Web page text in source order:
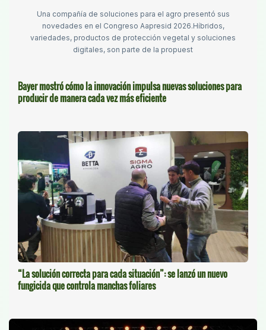
Una compañía de soluciones para el agro presentó sus
novedades en el Congreso Aapresid 2026.Híbridos,
variedades, productos de protección vegetal y soluciones
digitales, son parte de la propuest
Bayer mostró cómo la innovación impulsa nuevas soluciones para
producir de manera cada vez más eficiente
“La solución correcta para cada situación”: se lanzó un nuevo
fungicida que controla manchas foliares